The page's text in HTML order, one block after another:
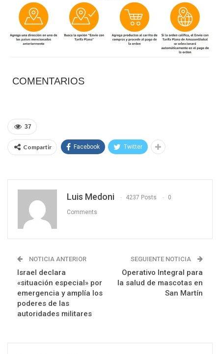
COMENTARIOS
37
Compartir Facebook Twitter
Luis Medoni 4237 Posts 0
Comments
NOTICIA ANTERIOR
Israel declara
«situación especial» por
emergencia y amplía los
poderes de las
autoridades militares
SEGUIENTE NOTICIA
Operativo Integral para
la salud de mascotas en
San Martín